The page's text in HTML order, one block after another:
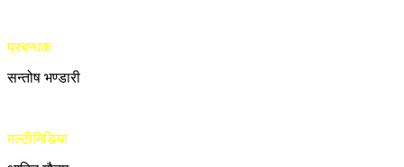
प्रबन्धक
सन्तोष भण्डारी
मल्टीमिडिया